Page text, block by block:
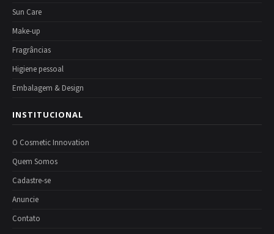
Sun Care
Make-up
Fragrâncias
Higiene pessoal
Embalagem & Design
INSTITUCIONAL
O Cosmetic Innovation
Quem Somos
Cadastre-se
Anuncie
Contato